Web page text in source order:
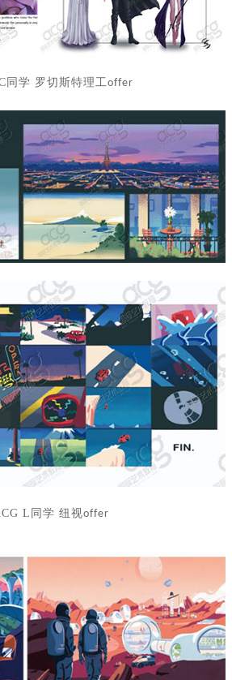
同学 罗切斯特理工 offer
L 同学 纽视offer